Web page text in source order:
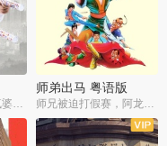
朱古力乌龙查案，疯婆子神助攻
师弟出马 粤语版
师兄被迫打假赛，阿龙追查斗黑帮